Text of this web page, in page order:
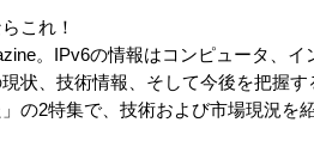
これ！
。IPv6の情報はコンピュータ、
状、技術情報、そして今後を把握
の2特集で、技術および市場現況を紹